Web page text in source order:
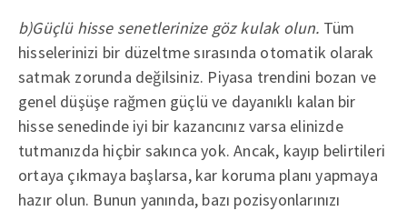
b)Güçlü hisse senetlerinize göz kulak olun. Tüm
hisselerinizi bir düzeltme sırasında otomatik olarak
satmak zorunda değilsiniz. Piyasa trendini bozan ve
genel düşüşe rağmen güçlü ve dayanıklı kalan bir
hisse senedinde iyi bir kazancınız varsa elinizde
tutmanızda hiçbir sakınca yok. Ancak, kayıp belirtileri
ortaya çıkmaya başlarsa, kar koruma planı yapmaya
hazır olun. Bunun yanında, bazı pozisyonlarınızı